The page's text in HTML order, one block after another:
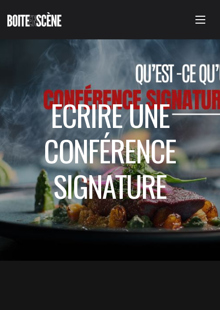
ECRIRE UNE
CONFÉRENCE
SIGNATURE